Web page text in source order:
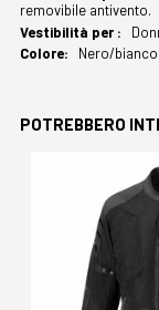
removibile antivento.
Nero/bianco
POTREBBERO